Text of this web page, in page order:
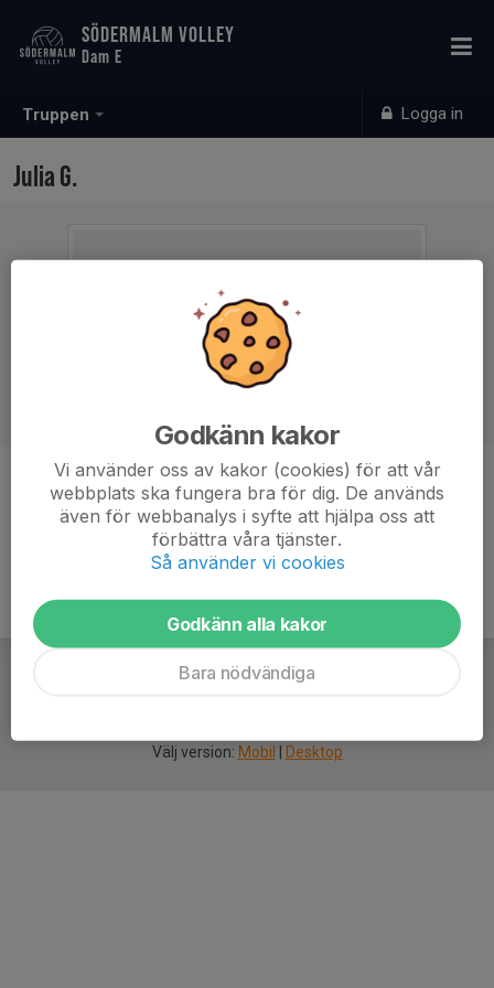
Truppen Logga in
SÖDERMALM VOLLEY
Dam E
Julia G.
Ålder 15 år
Välj version: Mobil Desktop
Godkänn kakor
Vi använder oss av kakor (cookies) för att vår
webbplats ska fungera bra för dig. De används
även för webbanalys i syfte att hjälpa oss att
förbättra våra tjänster.
Så använder vi cookies
Godkänn alla kakor
Bara nödvändiga